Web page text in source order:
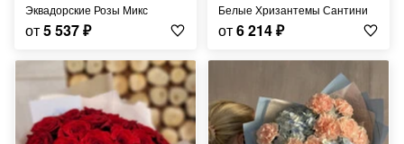
Эквадорские Розы Микс
от5 537₽
Белые Хризантемы Сантини
от6 214₽